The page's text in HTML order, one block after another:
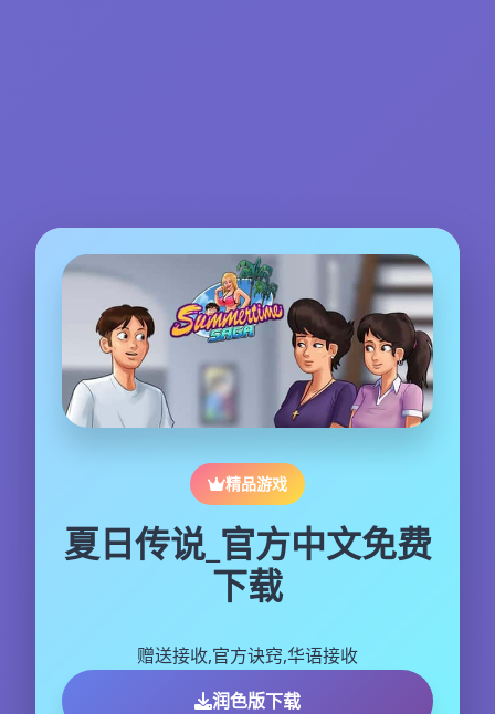
精品游戏
夏日传说_官方中文免费
下载
赠送接收,官方诀窍,华语接收
润色版下载